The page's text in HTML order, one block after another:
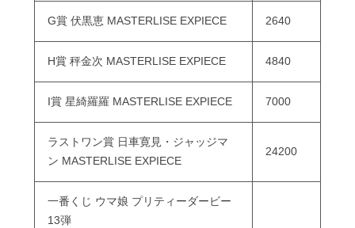
G賞 伏黒恵 MASTERLISE EXPIECE 2640
H賞 秤金次 MASTERLISE EXPIECE 4840
I賞 星綺羅羅 MASTERLISE EXPIECE 7000
ラストワン賞 日車寛見・ジャッジマ
ン MASTERLISE EXPIECE
24200
一番くじ ウマ娘 プリティーダービー
13弾